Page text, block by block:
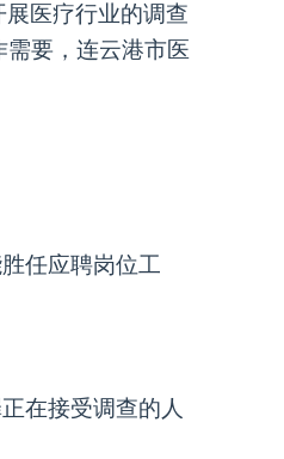
医疗行业的调查
要，连云港市医
任应聘岗位工
在接受调查的人